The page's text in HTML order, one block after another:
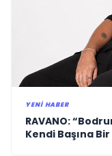
YENI HABER
RAVANO:
Kendi Başına